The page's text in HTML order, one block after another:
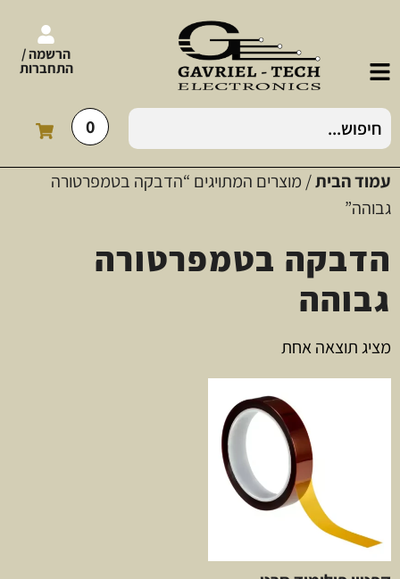
הרשמה /
התחברות
0
עמוד הבית/ מוצרים המתויגים “הדבקה בטמפרטורה
גבוהה”
הדבקה בטמפרטורה
גבוהה
מציג תוצאה אחת